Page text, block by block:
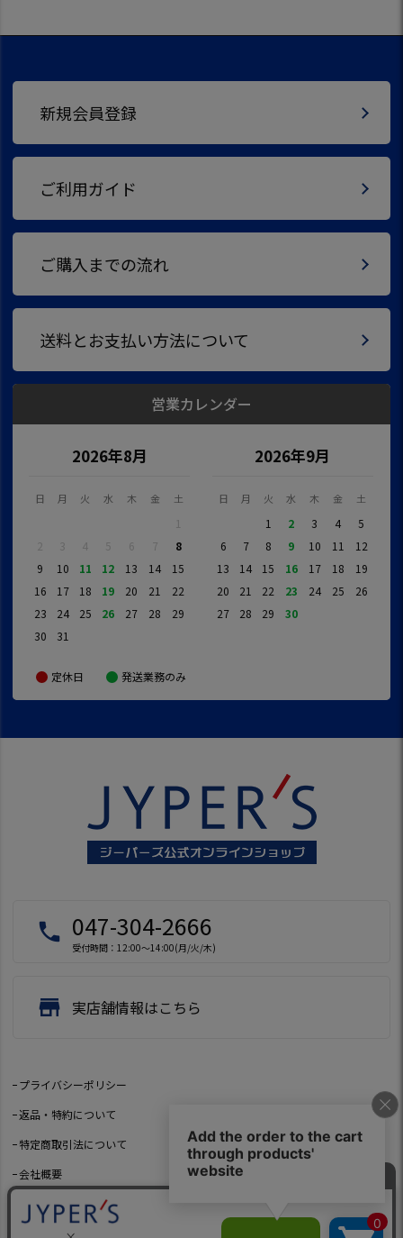
新規会員登録
ご利用ガイド
ご購入までの流れ
送料とお支払い方法について
営業カレンダー
2026年8月
日 月 火 水 木 金 土
1
2
3 4 5 6 7
8
9
10 11 12 13 14
15
16
17 18 19 20 21
22
23
24 25 26 27 28
29
30
31
2026年9月
日 月 火 水 木 金 土
1 2 3 4
5
6
7 8 9 10 11
12
13
14 15 16 17 18
19
20
21 22 23 24 25
26
27
28 29 30
定休日 発送業務のみ
local_phone 047-304-2666
受付時間：12:00～14:00(月/火/木)
store 実店舗情報はこちら
プライバシーポリシー
返品・特約について
特定商取引法について
会社概要
よくあるご質問
お問い合わせ